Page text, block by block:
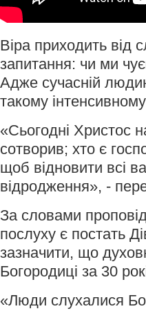
Віра приходить від
запитання: чи ми
Адже сучасній
такому
«Сьогодні Христос
сотворив; хто є
щоб відновити всі
відродження», -
За словами
послуху є постать
зазначити, що
Богородиці за 30
«Люди слухалися